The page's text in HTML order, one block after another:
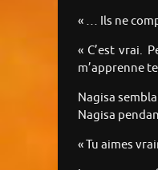
« … Ils ne
« C’est vrai.
m’apprenne
Nagisa
Nagisa
« Tu aimes